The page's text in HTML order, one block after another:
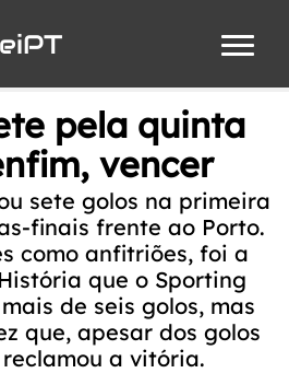
pela quinta
vencer
sete golos na primeira
finais frente ao Porto.
como anfitriões, foi a
que o Sporting
de seis golos, mas
que, apesar dos golos
a vitória.